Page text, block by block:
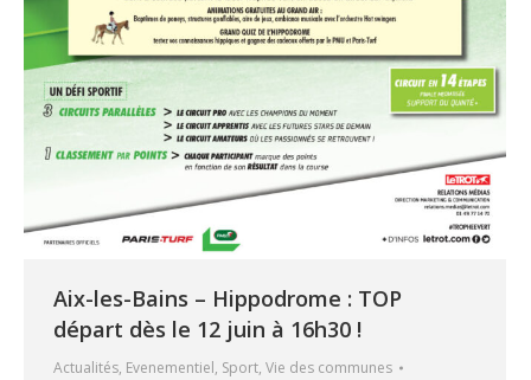
Aix-les-Bains – Hippodrome : TOP
départ dès le 12 juin à 16h30 !
Actualités, Evenementiel, Sport, Vie des communes